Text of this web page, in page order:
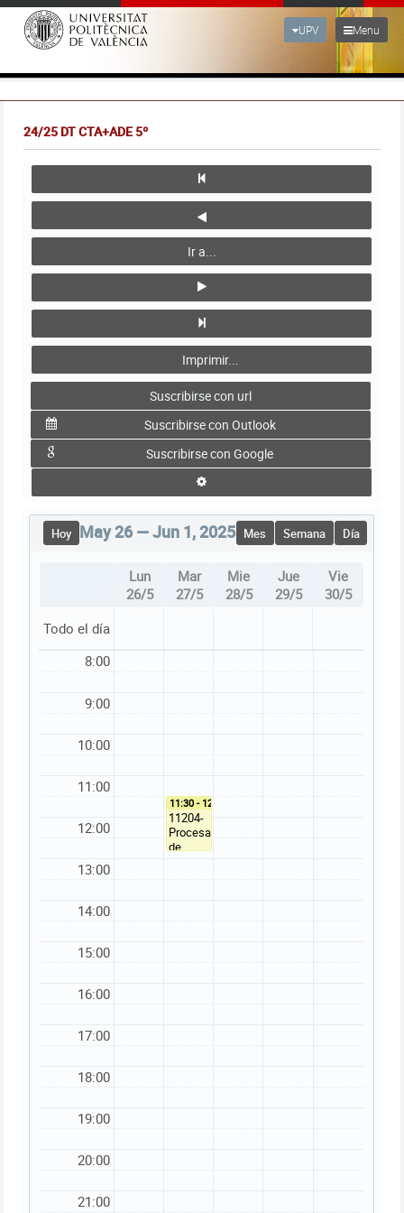
Menu
UPV
24/25 DT CTA+ADE 5º
Ir a...
Imprimir...
Suscribirse con url
Suscribirse con Outlook
Suscribirse con Google
Hoy Mes Semana Día
May 26 — Jun 1, 2025
Lun
26/5
Mar
27/5
Mie
28/5
Jue
29/5
Vie
30/5
Todo el día
8:00
9:00
10:00
11:00
12:00
13:00
14:00
15:00
16:00
17:00
18:00
19:00
20:00
21:00
11:30 - 12:50
11204-
Procesado
de